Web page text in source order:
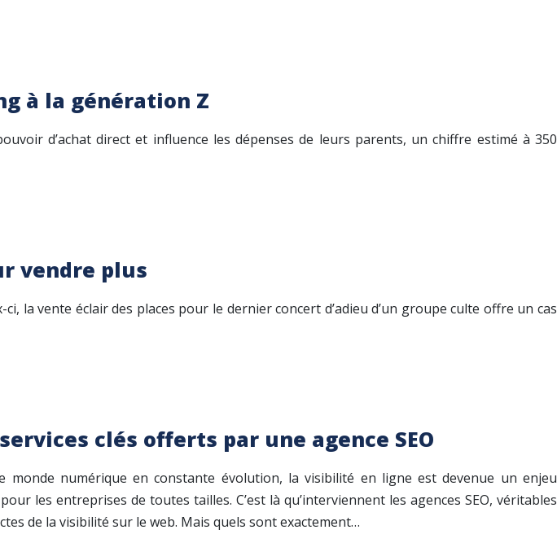
à la génération Z
d’achat direct et influence les dépenses de leurs parents, un chiffre estimé à 350
vendre plus
la vente éclair des places pour le dernier concert d’adieu d’un groupe culte offre un cas
clés offerts par une agence SEO
monde numérique en constante évolution, la visibilité en ligne est devenue un enjeu
les entreprises de toutes tailles. C’est là qu’interviennent les agences SEO, véritables
de la visibilité sur le web. Mais quels sont exactement…